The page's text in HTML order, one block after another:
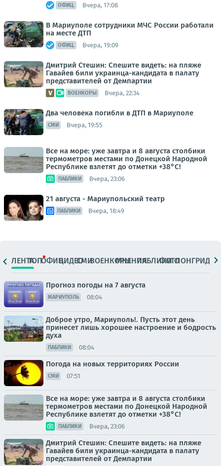
ОФИЦ. Вчера, 17:08
В Мариуполе сотрудники МЧС России работали
на месте ДТП
ОФИЦ. Вчера, 19:09
Дмитрий Стешин: Спешите видеть: на пляже
Гавайев били украинца-кандидата в палату
представителей от Демпартии
ВОЕНКОРЫ Вчера, 22:34
Два человека погибли в ДТП в Мариуполе
СМИ Вчера, 19:55
Все на море: уже завтра и 8 августа столбики
термометров местами по Донецкой Народной
Республике взлетят до отметки +38°C!
ПАБЛИКИ Вчера, 23:06
21 августа - Мариупольский театр
ПАБЛИКИ Вчера, 18:49
ЛЕНТАТОПОФИЦ.ВИДЕОСМИВОЕНКОРЫМНЕНИЯПАБЛИКИ
ФОТОЛОНГРИДЫ
Прогноз погоды на 7 августа
МАРИУПОЛЬ 08:04
Доброе утро, Мариуполь!. Пусть этот день
принесет лишь хорошее настроение и бодрость
духа
ПАБЛИКИ 08:04
Погода на новых территориях России
СМИ 07:51
Все на море: уже завтра и 8 августа столбики
термометров местами по Донецкой Народной
Республике взлетят до отметки +38°C!
ПАБЛИКИ Вчера, 23:06
Дмитрий Стешин: Спешите видеть: на пляже
Гавайев били украинца-кандидата в палату
представителей от Демпартии